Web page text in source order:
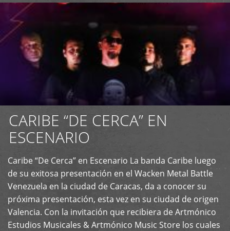
CARIBE “DE CERCA” EN
ESCENARIO
Caribe “De Cerca” en Escenario La banda Caribe luego
de su exitosa presentación en el Wacken Metal Battle
Venezuela en la ciudad de Caracas, da a conocer su
próxima presentación, esta vez en su ciudad de origen
Valencia. Con la invitación que recibiera de Artmónico
Estudios Musicales & Artmónico Music Store los cuales
+